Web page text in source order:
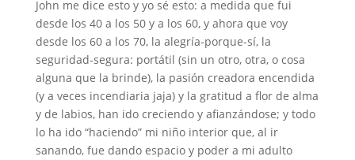
John me dice esto y yo sé esto: a medida que fui
desde los 40 a los 50 y a los 60, y ahora que voy
desde los 60 a los 70, la alegría-porque-sí, la
seguridad-segura: portátil (sin un otro, otra, o cosa
alguna que la brinde), la pasión creadora encendida
(y a veces incendiaria jaja) y la gratitud a flor de alma
y de labios, han ido creciendo y afianzándose; y todo
lo ha ido “haciendo” mi niño interior que, al ir
sanando, fue dando espacio y poder a mi adulto